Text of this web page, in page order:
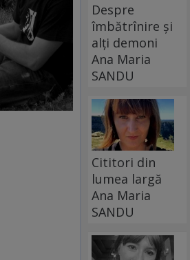
Despre
îmbătrînire și
alți demoni
Ana Maria
SANDU
Cititori din
lumea largă
Ana Maria
SANDU